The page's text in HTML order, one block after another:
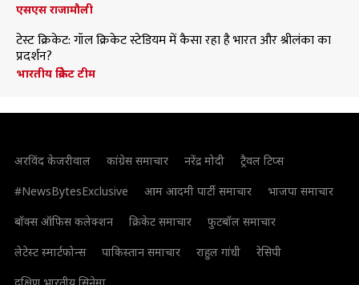
एसएस राजामौली
टेस्ट क्रिकेट: गॉल क्रिकेट स्टेडियम में कैसा रहा है भारत और श्रीलंका का
प्रदर्शन?
भारतीय क्रिकेट टीम
अरविंद केजरीवाल कांग्रेस समाचार नरेंद्र मोदी
ट्रैवल टिप्स
#NewsBytesExclusive
आम आदमी पार्टी समाचार
भाजपा समाचार
बॉक्स ऑफिस कलेक्शन
क्रिकेट समाचार
फुटबॉल समाचार
लेटेस्ट स्मार्टफोन्स
पाकिस्तान समाचार राहुल गांधी
रेसिपी